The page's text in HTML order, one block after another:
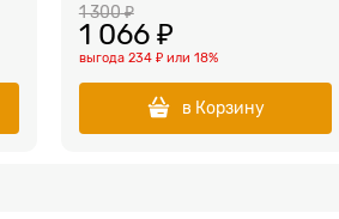
1 300 ₽
1 066 ₽
выгода 234 ₽или 18%
в Корзину